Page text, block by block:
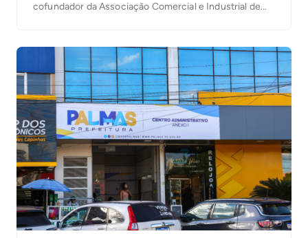
cofundador da Associação Comercial e Industrial de
solenidade de inauguração do novo auditório da
entidade. […]